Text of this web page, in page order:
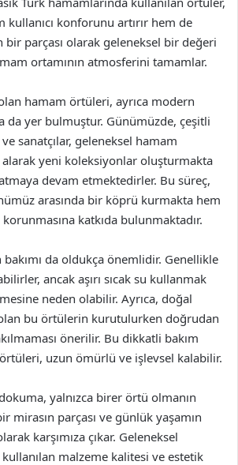
konforunu artırır hem de
parçası olarak geleneksel bir değeri
ortamının atmosferini tamamlar.
hamam örtüleri, ayrıca modern
da yer bulmuştur. Günümüzde, çeşitli
ve sanatçılar, geleneksel hamam
yeni koleksiyonlar oluşturmakta
devam etmektedirler. Bu süreç,
arasında bir köprü kurmakta hem
katkıda bulunmaktadır.
da oldukça önemlidir. Genellikle
ancak aşırı sıcak su kullanmak
neden olabilir. Ayrıca, doğal
bu örtülerin kurutulurken doğrudan
önerilir. Bu dikkatli bakım
uzun ömürlü ve işlevsel kalabilir.
yalnızca birer örtü olmanın
mirasın parçası ve günlük yaşamın
karşımıza çıkar. Geleneksel
malzeme kalitesi ve estetik